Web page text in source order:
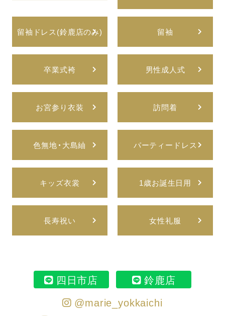
留袖ドレス(鈴鹿店のみ) 留袖
卒業式袴 男性成人式
お宮参り衣装 訪問着
色無地・大島紬 パーティードレス
キッズ衣裳 1歳お誕生日用
長寿祝い 女性礼服
四日市店
鈴鹿店
@marie_yokkaichi